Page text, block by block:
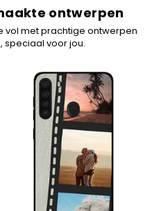
ontwerpen
vol met prachtige ontwerpen
speciaal voor jou.